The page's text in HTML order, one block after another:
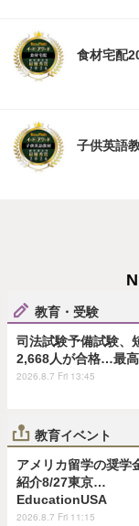
食材宅配
子供英語
教育・受験
司法試験予備試験、
2,668人が合格…最
2026.8.7 Fri 13:45
教育イベント
アメリカ留学の奨学
紹介8/27東京…
EducationUSA
2026.8.7 Fri 11:15